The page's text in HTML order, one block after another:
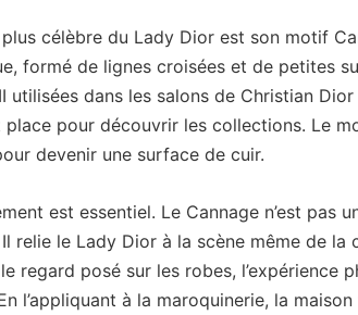
célèbre du Lady Dior est son motif
formé de lignes croisées et de petites
utilisées dans les salons de Christian
place pour découvrir les collections. Le
devenir une surface de cuir.
est essentiel. Le Cannage n’est pas
relie le Lady Dior à la scène même de la
regard posé sur les robes, l’expérience
l’appliquant à la maroquinerie, la